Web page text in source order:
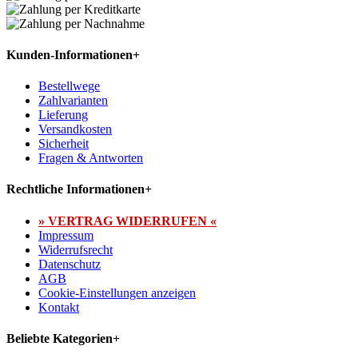
Kunden-Informationen+
Bestellwege
Zahlvarianten
Lieferung
Versandkosten
Sicherheit
Fragen & Antworten
Rechtliche Informationen+
» VERTRAG WIDERRUFEN «
Impressum
Widerrufsrecht
Datenschutz
AGB
Cookie-Einstellungen anzeigen
Kontakt
Beliebte Kategorien+